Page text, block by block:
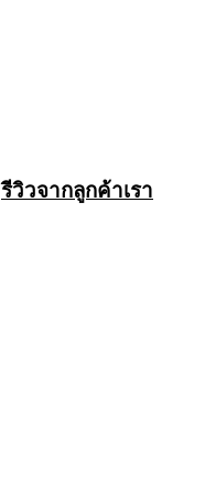
รีวิวจากลูกค้าเรา